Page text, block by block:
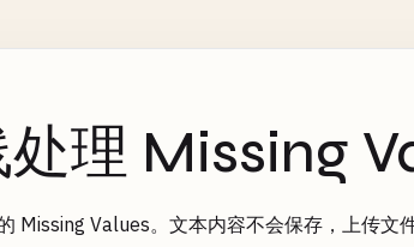
理 Missing
Missing Values。文本内容不会保存，上传文